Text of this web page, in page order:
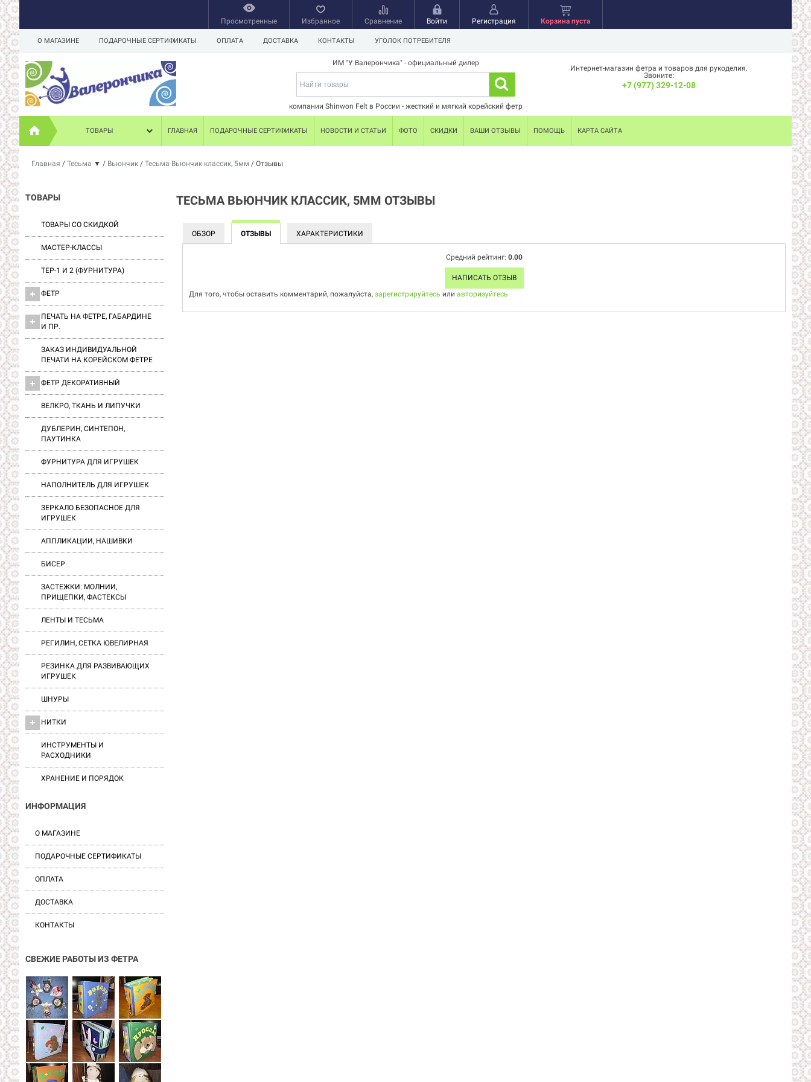
Просмотренные Избранное Сравнение Войти Регистрация Корзина пуста
О МАГАЗИНЕ ПОДАРОЧНЫЕ СЕРТИФИКАТЫ ОПЛАТА ДОСТАВКА КОНТАКТЫ УГОЛОК ПОТРЕБИТЕЛЯ
ИМ "У Валерончика" - официальный дилер
компании Shinwon Felt в России - жесткий и мягкий корейский фетр
Интернет-магазин фетра и товаров для рукоделия.
Звоните:
+7 (977) 329-12-08
ТОВАРЫ ГЛАВНАЯ ПОДАРОЧНЫЕ СЕРТИФИКАТЫ НОВОСТИ И СТАТЬИ ФОТО СКИДКИ ВАШИ ОТЗЫВЫ ПОМОЩЬ КАРТА САЙТА
Главная / Тесьма ▼ / Вьюнчик / Тесьма Вьюнчик классик, 5мм / Отзывы
ТОВАРЫ
ТОВАРЫ СО СКИДКОЙ
МАСТЕР-КЛАССЫ
ТЕР-1 И 2 (ФУРНИТУРА)
ФЕТР
ПЕЧАТЬ НА ФЕТРЕ, ГАБАРДИНЕ
И ПР.
ЗАКАЗ ИНДИВИДУАЛЬНОЙ
ПЕЧАТИ НА КОРЕЙСКОМ ФЕТРЕ
ФЕТР ДЕКОРАТИВНЫЙ
ВЕЛКРО, ТКАНЬ И ЛИПУЧКИ
ДУБЛЕРИН, СИНТЕПОН,
ПАУТИНКА
ФУРНИТУРА ДЛЯ ИГРУШЕК
НАПОЛНИТЕЛЬ ДЛЯ ИГРУШЕК
ЗЕРКАЛО БЕЗОПАСНОЕ ДЛЯ
ИГРУШЕК
АППЛИКАЦИИ, НАШИВКИ
БИСЕР
ЗАСТЕЖКИ: МОЛНИИ,
ПРИЩЕПКИ, ФАСТЕКСЫ
ЛЕНТЫ И ТЕСЬМА
РЕГИЛИН, СЕТКА ЮВЕЛИРНАЯ
РЕЗИНКА ДЛЯ РАЗВИВАЮЩИХ
ИГРУШЕК
ШНУРЫ
НИТКИ
ИНСТРУМЕНТЫ И
РАСХОДНИКИ
ХРАНЕНИЕ И ПОРЯДОК
ИНФОРМАЦИЯ
О МАГАЗИНЕ
ПОДАРОЧНЫЕ СЕРТИФИКАТЫ
ОПЛАТА
ДОСТАВКА
КОНТАКТЫ
СВЕЖИЕ РАБОТЫ ИЗ ФЕТРА
ТЕСЬМА ВЬЮНЧИК КЛАССИК, 5ММ ОТЗЫВЫ
ОБЗОР ОТЗЫВЫ ХАРАКТЕРИСТИКИ
Средний рейтинг: 0.00
НАПИСАТЬ ОТЗЫВ
Для того, чтобы оставить комментарий, пожалуйста, зарегистрируйтесь или авторизуйтесь